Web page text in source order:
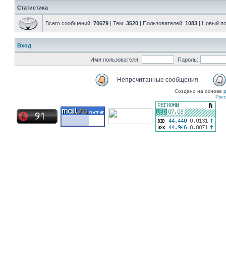
Статистика
Всего сообщений: 70679 | Тем: 3520 | Пользователей: 1083 | Новый
Вход
Имя пользователя: Пароль:
Непрочитанные сообщения
Создано на основе